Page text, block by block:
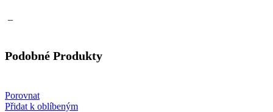
–
Podobné Produkty
Porovnat
Přidat k oblíbeným